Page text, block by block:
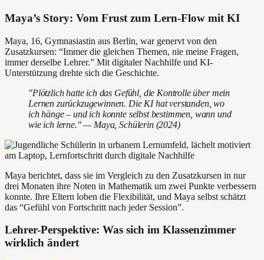
Maya’s Story: Vom Frust zum Lern-Flow mit KI
Maya, 16, Gymnasiastin aus Berlin, war genervt von den
Zusatzkursen: “Immer die gleichen Themen, nie meine Fragen,
immer derselbe Lehrer.” Mit digitaler Nachhilfe und KI-
Unterstützung drehte sich die Geschichte.
"Plötzlich hatte ich das Gefühl, die Kontrolle über mein
Lernen zurückzugewinnen. Die KI hat verstanden, wo
ich hänge – und ich konnte selbst bestimmen, wann und
wie ich lerne." — Maya, Schülerin (2024)
Maya berichtet, dass sie im Vergleich zu den Zusatzkursen in nur
drei Monaten ihre Noten in Mathematik um zwei Punkte verbessern
konnte. Ihre Eltern loben die Flexibilität, und Maya selbst schätzt
das “Gefühl von Fortschritt nach jeder Session”.
Lehrer-Perspektive: Was sich im Klassenzimmer
wirklich ändert